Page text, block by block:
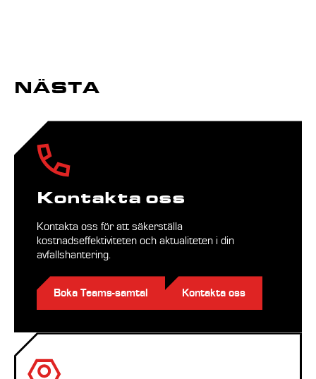
NÄSTA
Kontakta oss
Kontakta oss för att säkerställa
kostnadseffektiviteten och aktualiteten i din
avfallshantering.
Boka Teams-samtal Kontakta oss